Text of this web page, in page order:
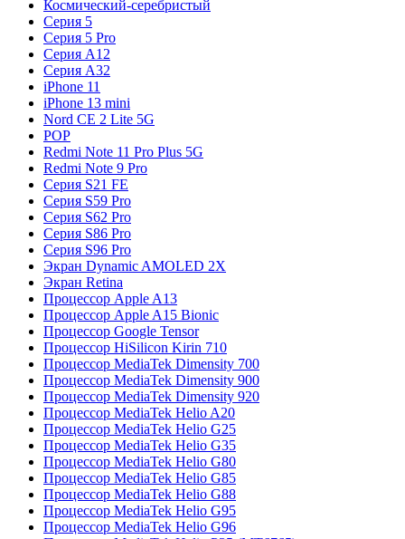
Космический-серебристый
Серия 5
Серия 5 Pro
Серия A12
Серия A32
iPhone 11
iPhone 13 mini
Nord CE 2 Lite 5G
POP
Redmi Note 11 Pro Plus 5G
Redmi Note 9 Pro
Серия S21 FE
Серия S59 Pro
Серия S62 Pro
Серия S86 Pro
Серия S96 Pro
Экран Dynamic AMOLED 2X
Экран Retina
Процессор Apple A13
Процессор Apple A15 Bionic
Процессор Google Tensor
Процессор HiSilicon Kirin 710
Процессор MediaTek Dimensity 700
Процессор MediaTek Dimensity 900
Процессор MediaTek Dimensity 920
Процессор MediaTek Helio A20
Процессор MediaTek Helio G25
Процессор MediaTek Helio G35
Процессор MediaTek Helio G80
Процессор MediaTek Helio G85
Процессор MediaTek Helio G88
Процессор MediaTek Helio G95
Процессор MediaTek Helio G96